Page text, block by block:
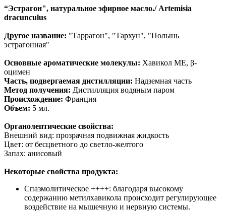
“Эстрагон", натуральное эфирное масло./ Artemisia
dracunculus
Другое название: "Таррагон", "Тархун", "Полынь
эстрагонная"
Основные ароматические молекулы: Хавикол ME, β-
оцимен
Часть, подвергаемая дистилляции: Надземная часть
Метод получения: Дистилляция водяным паром
Происхождение: Франция
Объем: 5 мл.
Органолептические свойства:
Внешний вид: прозрачная подвижная жидкость
Цвет: от бесцветного до светло-желтого
Запах: анисовый
Некоторые свойства продукта:
Спазмолитическое ++++: благодаря высокому
содержанию метилхавикола происходит регулирующее
воздействие на мышечную и нервную системы.